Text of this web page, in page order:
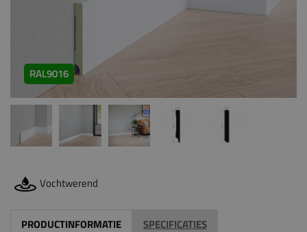
RAL9016
Vochtwerend
PRODUCTINFORMATIE SPECIFICATIES